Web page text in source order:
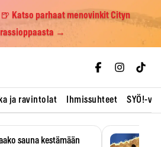
Katso parhaat menovinkit Cityn
→
ja ravintolat Ihmissuhteet SYÖ!-
sauna kestämään